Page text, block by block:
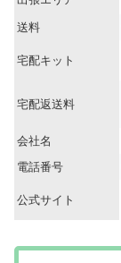
送料
宅配キット
宅配返送料
会社名
電話番号
公式サイト